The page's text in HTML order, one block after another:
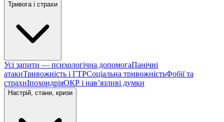
Тривога і страхи
Усі запити — психологічна допомогаПанічні
атакиТривожність і ГТРСоціальна тривожністьФобії та
страхиІпохондріяОКР і навʼязливі думки
Настрій, стани, кризи